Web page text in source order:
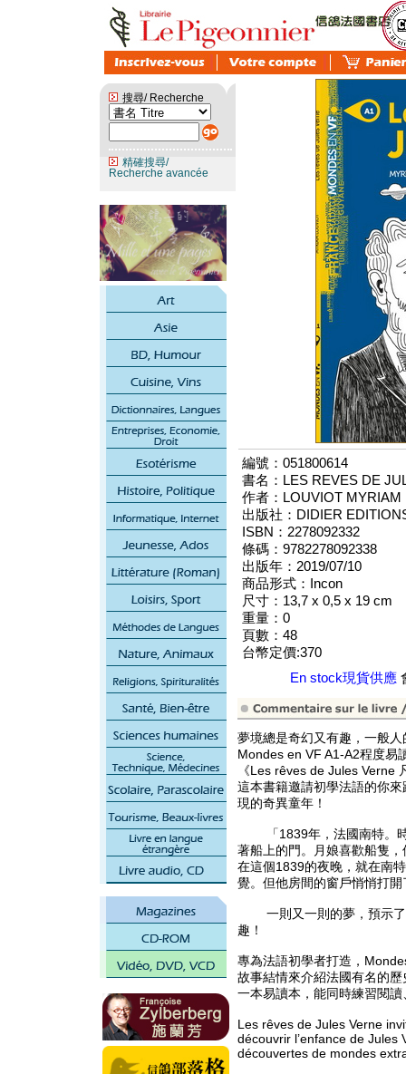
搜尋/ Recherche
精確搜尋/
Recherche avancée
編號：051800614
書名：LES REVES DE
作者：LOUVIOT MYRIAM
出版社：DIDIER
ISBN：2278092332
條碼：9782278092338
出版年：2019/07/10
商品形式：Incon
尺寸：13,7 x 0,5 x 19 cm
重量：0
頁數：48
台幣定價:370
En stock現貨供應
夢境總是奇幻又有趣，一般
Mondes en VF A1-A2程度易
《Les rêves de Jules Verne
這本書籍邀請初學法語的你
現的奇異童年！
「1839年，法國南特。時
著船上的門。月娘喜歡船隻
在這個1839的夜晚，就在南
覺。但他房間的窗戶悄悄打
一則又一則的夢，預示了
趣！
專為法語初學者打造，
故事結情來介紹法國有名的
一本易讀本，能同時練習閱
Les rêves de Jules Verne
découvrir l’enfance de Jules
découvertes de mondes